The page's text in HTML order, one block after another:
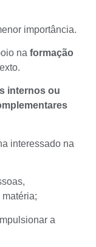
importância.
na formação
internos ou
interessado na
a